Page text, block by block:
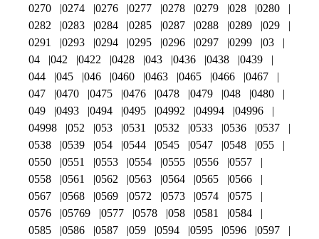
0270 0274 0276 0277 0278 0279 028
0280
0282
0283 0284 0285 0287 0288 0289
029
0291
0293 0294 0295 0296 0297 0299
03
04
042 0422 0428 043 0436 0438
0439
044
045 046 0460 0463 0465 0466
0467
047
0470 0475 0476 0478 0479 048
0480
049
0493 0494 0495 04992 04994
04996
04998
052 053 0531 0532 0533 0536
0537
0538
0539 054 0544 0545 0547 0548
055
0550
0551 0553 0554 0555 0556
0557
0558
0561 0562 0563 0564 0565
0566
0567
0568 0569 0572 0573 0574
0575
0576
05769 0577 0578 058 0581
0584
0585
0586 0587 059 0594 0595 0596
0597